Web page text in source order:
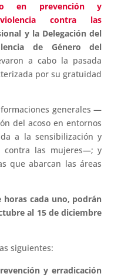
en prevención y
contra las
y la Delegación del
de Género del
a cabo la pasada
por su gratuidad
generales —
del acoso en entornos
a la sensibilización y
contra las mujeres—; y
que abarcan las áreas
horas cada uno, podrán
al 15 de diciembre
siguientes:
y erradicación